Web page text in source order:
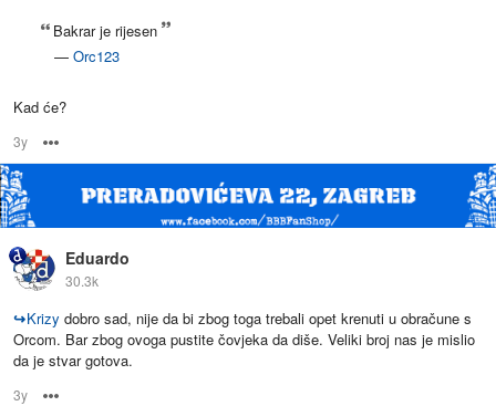
Bakrar je rijesen
— Orc123
Kad će?
3y
Eduardo
30.3k
↪Krizy dobro sad, nije da bi zbog toga trebali opet krenuti u obračune s
Orcom. Bar zbog ovoga pustite čovjeka da diše. Veliki broj nas je mislio
da je stvar gotova.
3y